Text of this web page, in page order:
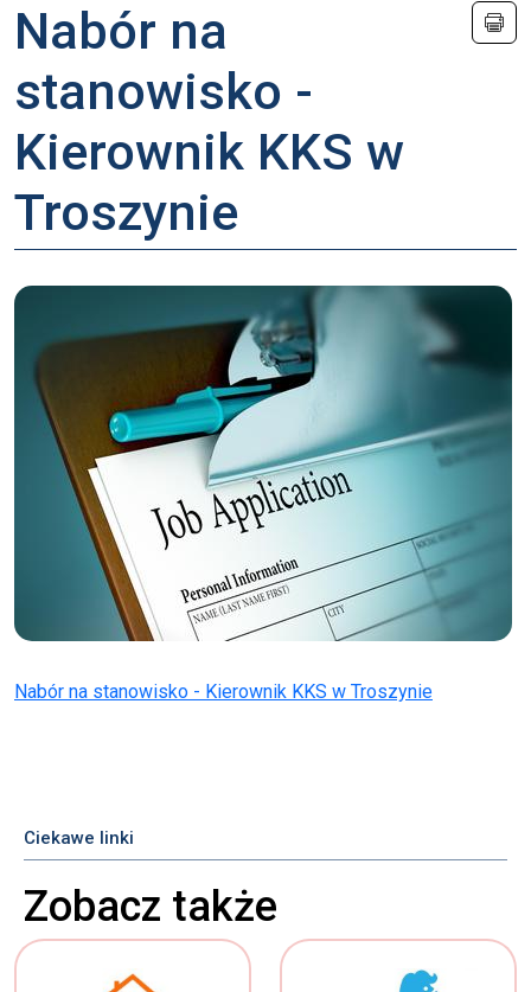
Nabór na
stanowisko -
Kierownik KKS w
Troszynie
Nabór na stanowisko - Kierownik KKS w Troszynie
Ciekawe linki
Zobacz także